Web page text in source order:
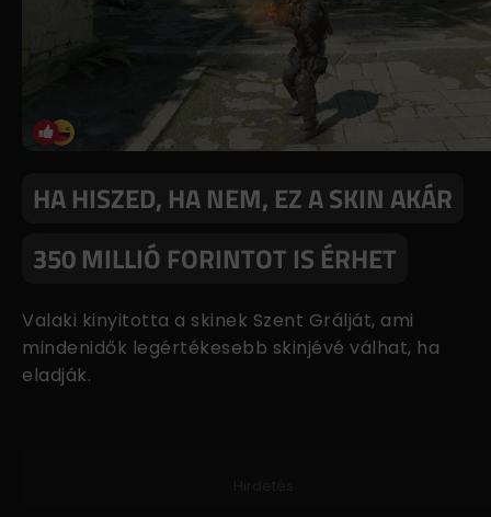
HA HISZED, HA NEM, EZ A SKIN AKÁR
350 MILLIÓ FORINTOT IS ÉRHET
Valaki kinyitotta a skinek Szent Grálját, ami
mindenidők legértékesebb skinjévé válhat, ha
eladják.